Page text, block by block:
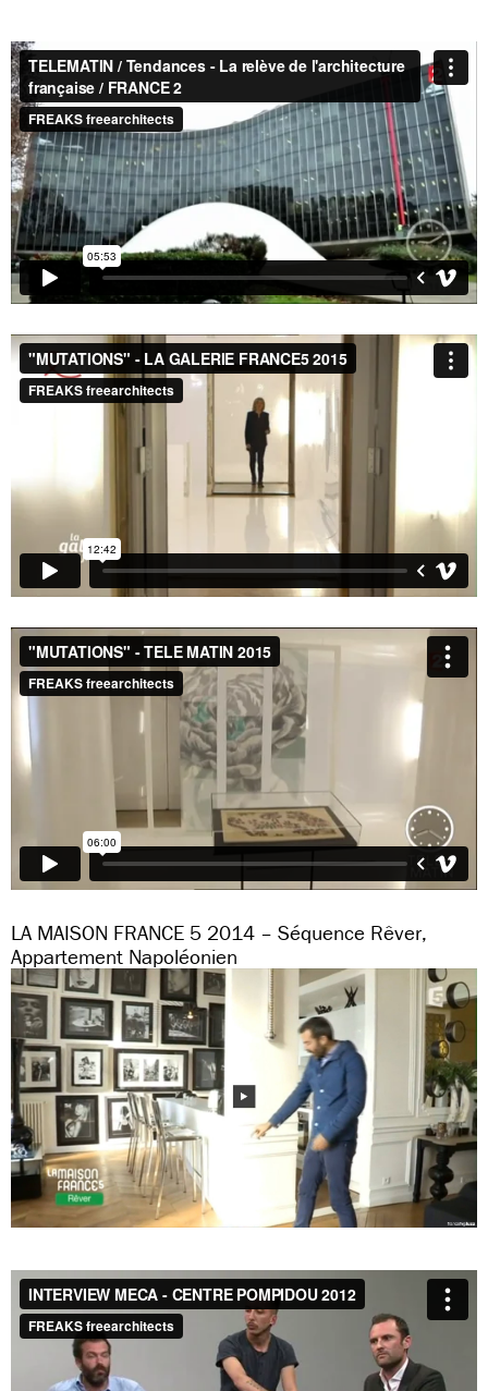
LA MAISON FRANCE 5 2014 – Séquence Rêver,
Appartement Napoléonien